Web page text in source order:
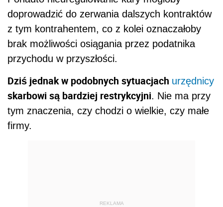
doprowadzić do zerwania dalszych kontraktów
z tym kontrahentem, co z kolei oznaczałoby
brak możliwości osiągania przez podatnika
przychodu w przyszłości.
Dziś jednak w podobnych sytuacjach urzędnicy
skarbowi są bardziej restrykcyjni. Nie ma przy
tym znaczenia, czy chodzi o wielkie, czy małe
firmy.
REKLAMA